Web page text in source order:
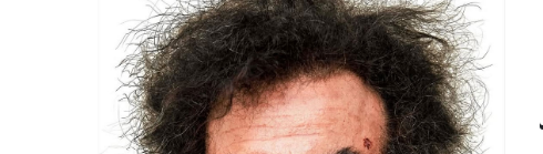
مهران احمدی اعلام شد
از پلتفرم فیلیمو